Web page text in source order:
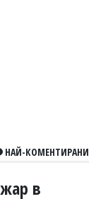
НАЙ-КОМЕНТИРАНИ
в